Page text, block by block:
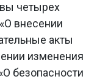
четырех
внесении
акты
изменения
безопасности